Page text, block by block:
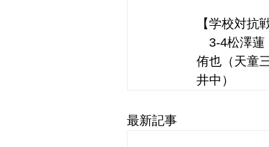
【学校対抗
3-4松澤蓮
侑也（天童
井中）
最新記事